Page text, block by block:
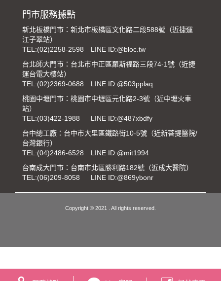
門市服務據點
新北板橋門市：新北市板橋區文化路二段588號（近捷運
江子翠站）
TEL:(02)2258-2598
LINE ID:@bloc.tw
台北師大門市：台北市中正區羅斯福路三段74-1號（近捷
運台電大樓站）
TEL:(02)2369-0688
LINE ID:@503pplaq
桃園中壢門市：桃園市中壢區元化路2-3號（近中壢火車
站）
TEL:(03)422-1988
LINE ID:@487xbdfy
台中總工廠：台中市大里區鐵路街10-5號（近新菩提醫院/
台灣銀行）
TEL:(04)2486-6528
LINE ID:@mit1994
台南成大門市：台南市北區勝利路182號（近成大醫院）
TEL:(06)209-8058 LINE ID:@869ybonr
Copyright © 2021 . All rights reserved.